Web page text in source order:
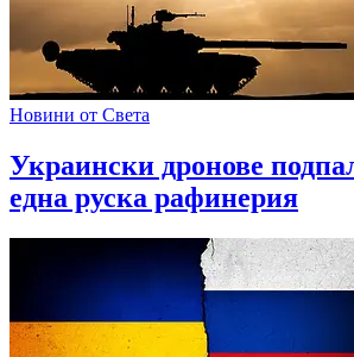
Новини от Света
Украински дронове
една руска рафинерия